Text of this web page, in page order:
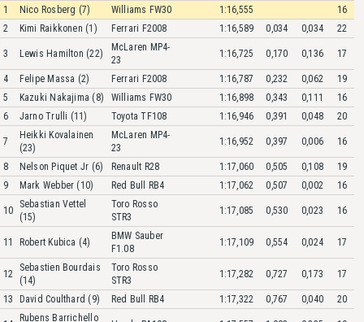
1
Nico Rosberg (7) Williams FW30 1:16,555
16
2
Kimi Raikkonen (1) Ferrari F2008 1:16,589 0,034 0,034 22
3 Lewis Hamilton (22)
McLaren MP4-
23
1:16,725 0,170 0,136 17
4 Felipe Massa (2) Ferrari F2008 1:16,787 0,232 0,062
19
5
Kazuki Nakajima (8) Williams FW30 1:16,898 0,343 0,111
16
6
Jarno Trulli (11) Toyota TF108 1:16,946 0,391 0,048 20
7
Heikki Kovalainen
(23)
McLaren MP4-
23
1:16,952 0,397 0,006 16
8 Nelson Piquet Jr (6) Renault R28 1:17,060 0,505 0,108
19
9
Mark Webber (10) Red Bull RB4 1:17,062 0,507 0,002 16
10
Sebastian Vettel
(15)
Toro Rosso
STR3
1:17,085 0,530 0,023 16
11 Robert Kubica (4)
BMW Sauber
F1.08
1:17,109 0,554 0,024 17
12
Sebastien Bourdais
(14)
Toro Rosso
STR3
1:17,282 0,727 0,173 17
13 David Coulthard (9) Red Bull RB4 1:17,322 0,767 0,040 20
Rubens Barrichello